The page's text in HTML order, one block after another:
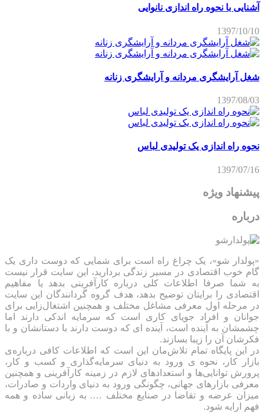
آشنایی با نحوه راه اندازی نانوایی
1397/10/10
شغل آرایشگری مردانه و آرایشگری زنانه
1397/08/03
نحوه راه اندازی یک تولیدی لباس
1397/07/16
پیشنهاد ویژه
درباره
«پولدار شو»، یک چراغ راه است برای شمایی که دوست داری یک
گام خوب اقتصادی در مسیر زندگی بردارید، این سایت قرار نیست
به شما صرفا اطلاعات کلی درباره کارآفرینی بدهد یا مفاهیم
اقتصادی را برایتان توضیح بدهد، هدف گروه گردانندگان این سایت
در مرحله اول معرفی مشاغل مختلف و همچنین اشتغال‌زایی برای
جوانان و افراد جویای کاری است که سرمایه اندکی دارند اما
چشمشان به آینده است، آینده ای که دوست دارند با دستانشان و با
فکرشان آن را زیبا بسازند.
در این پایگاه تمام تلاش‌مان این است که ‌اطلاعات کافی درباره‌ی
بازار کار، نحوه ی ورود به دنیای سرمایه‌گذاری و کسب و کار،
پرورش توانایی‌ها و استعدادهای لازم در زمینه کارآفرینی و همچنین
معرفی بازارهای جهانی، چگونگی ورود به دنیای واردات و صادرات،
میزان عرضه و تقاضا در صنایع مختلف …. به زبانی ساده و همه
فهم ارایه شود.